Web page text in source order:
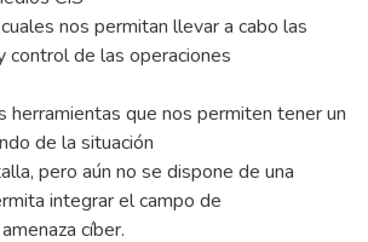
nos permitan llevar a cabo las
control de las operaciones
herramientas que nos permiten tener un
de la situación
pero aún no se dispone de una
integrar el campo de
cíber.